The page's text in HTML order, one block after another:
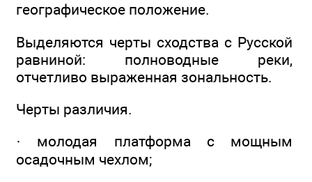
географическое положение.
Выделяются черты сходства с Русской
равниной: полноводные реки,
отчетливо выраженная зональность.
Черты различия.
· молодая платформа с мощным
осадочным чехлом;